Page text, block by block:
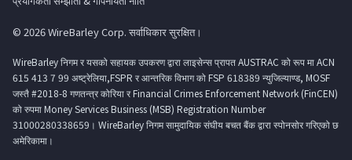
© 2026 WireBarley Corp. सर्वाधिकार सुरक्षित।
WireBarley निगम र यसको सहायक उपकरण द्वारा लाइसेन्स प्रापत AUSTRAC को रूप मा ACN
615 413 7 99 अष्ट्रेलिया,FSPR र आन्तरिक विभाग को FSP 618389 न्युजिल्याण्ड, MOSF
जस्तै #2018-8 गणतन्त्र कोरिया र Financial Crimes Enforcement Network (FinCEN)
को रुपमा Money Services Business (MSB) Registration Number
31000280338659। WireBarley निगम सामुदायिक संघीय बचत बैंक द्वारा स्पोनसोर गरिएको छ
अमेरिकामा।